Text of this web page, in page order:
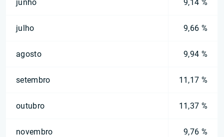
junho 9,14 %
julho 9,66 %
agosto 9,94 %
setembro 11,17 %
outubro 11,37 %
novembro 9,76 %